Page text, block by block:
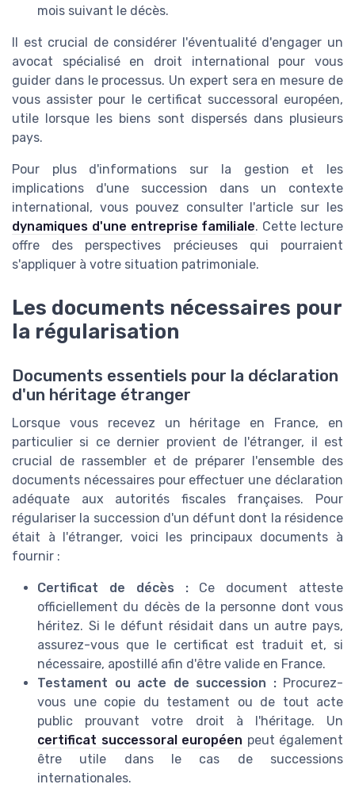
mois suivant le décès.
Il est crucial de considérer l'éventualité d'engager un
avocat spécialisé en droit international pour vous
guider dans le processus. Un expert sera en mesure de
vous assister pour le certificat successoral européen,
utile lorsque les biens sont dispersés dans plusieurs
pays.
Pour plus d'informations sur la gestion et les
implications d'une succession dans un contexte
international, vous pouvez consulter l'article sur les
dynamiques d'une entreprise familiale. Cette lecture
offre des perspectives précieuses qui pourraient
s'appliquer à votre situation patrimoniale.
Les documents nécessaires pour
la régularisation
Documents essentiels pour la déclaration
d'un héritage étranger
Lorsque vous recevez un héritage en France, en
particulier si ce dernier provient de l'étranger, il est
crucial de rassembler et de préparer l'ensemble des
documents nécessaires pour effectuer une déclaration
adéquate aux autorités fiscales françaises. Pour
régulariser la succession d'un défunt dont la résidence
était à l'étranger, voici les principaux documents à
fournir :
Certificat de décès :Ce document atteste
officiellement du décès de la personne dont vous
héritez. Si le défunt résidait dans un autre pays,
assurez-vous que le certificat est traduit et, si
nécessaire, apostillé afin d'être valide en France.
Testament ou acte de succession :Procurez-
vous une copie du testament ou de tout acte
public prouvant votre droit à l'héritage. Un
certificat successoral européen peut également
être utile dans le cas de successions
internationales.